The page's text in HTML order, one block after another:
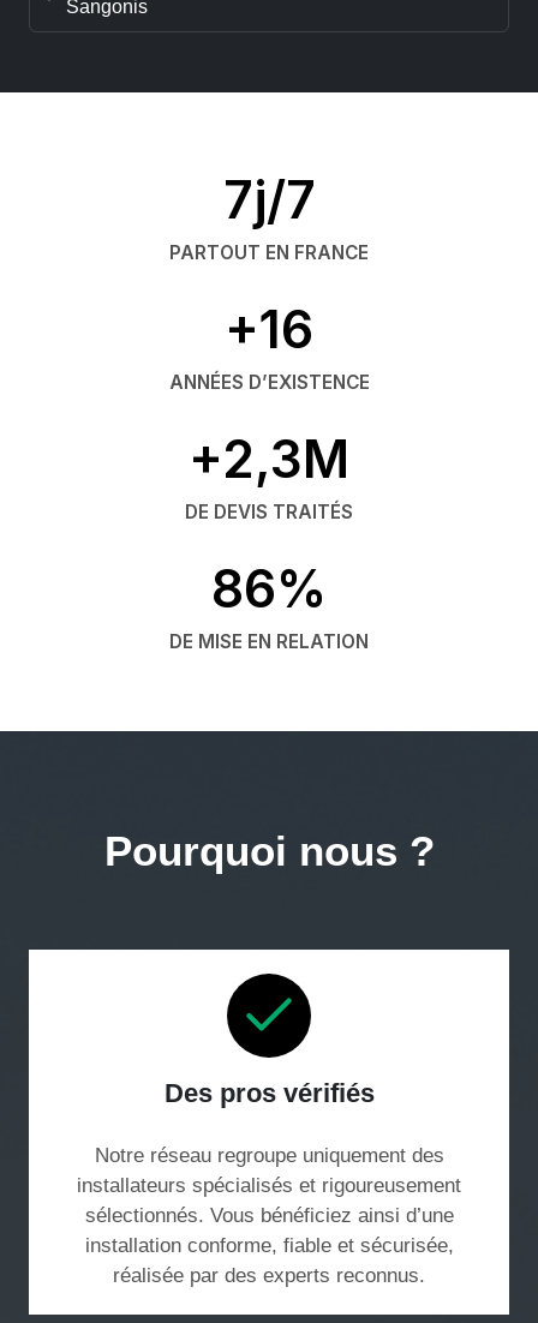
Sangonis
7j/7
PARTOUT EN FRANCE
+16
ANNÉES D’EXISTENCE
+2,3M
DE DEVIS TRAITÉS
86%
DE MISE EN RELATION
Pourquoi nous ?
Des pros vérifiés
Notre réseau regroupe uniquement des
installateurs spécialisés et rigoureusement
sélectionnés. Vous bénéficiez ainsi d’une
installation conforme, fiable et sécurisée,
réalisée par des experts reconnus.